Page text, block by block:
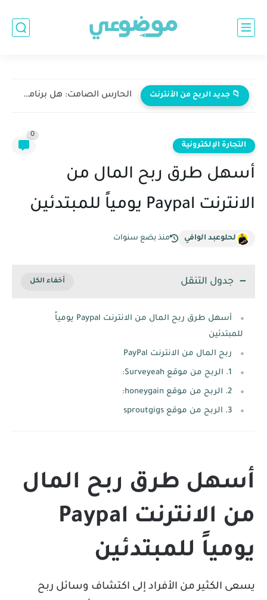
📁 جديد الربح من الأنترنت الحارس الصامت: هل برنامج Malware Hunter هو القطعة المفقودة في...
التجارة الإلكترونية
0
أسهل طرق ربح المال من
الانترنت Paypal يومياً للمبتدئين
لحلوعبد الوافي منذ بضع سنوات
جدول التنقل
أسهل طرق ربح المال من الانترنت Paypal يومياً
للمبتدئين
ربح المال من الانترنت PayPal
1. الربح من موقع Surveyeah:
2. الربح من موقع honeygain:
3. الربح من موقع sproutgigs
أسهل طرق ربح المال
من الانترنت Paypal
يومياً للمبتدئين
يسعى الكثير من الأفراد إلى اكتشاف وسائل ربح